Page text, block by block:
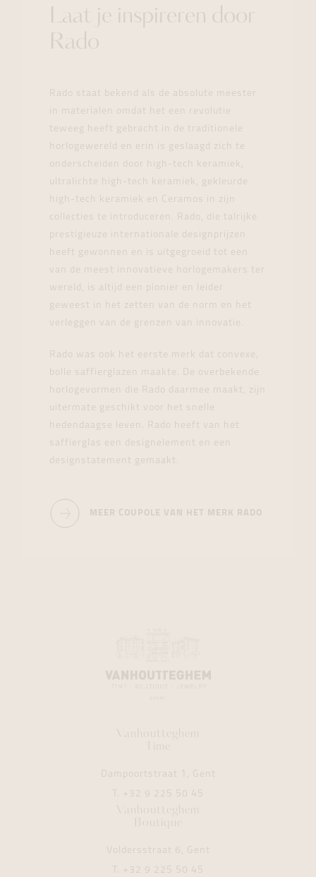
Laat je inspireren door
Rado
Rado staat bekend als de absolute meester
in materialen omdat het een revolutie
teweeg heeft gebracht in de traditionele
horlogewereld en erin is geslaagd zich te
onderscheiden door high-tech keramiek,
ultralichte high-tech keramiek, gekleurde
high-tech keramiek en Ceramos in zijn
collecties te introduceren. Rado, die talrijke
prestigieuze internationale designprijzen
heeft gewonnen en is uitgegroeid tot een
van de meest innovatieve horlogemakers ter
wereld, is altijd een pionier en leider
geweest in het zetten van de norm en het
verleggen van de grenzen van innovatie.
Rado was ook het eerste merk dat convexe,
bolle saffierglazen maakte. De overbekende
horlogevormen die Rado daarmee maakt, zijn
uitermate geschikt voor het snelle
hedendaagse leven. Rado heeft van het
saffierglas een designelement en een
designstatement gemaakt.
MEER COUPOLE VAN HET MERK RADO
Vanhoutteghem
Time
Dampoortstraat 1, Gent
T. +32 9 225 50 45
Vanhoutteghem
Boutique
Voldersstraat 6, Gent
T. +32 9 225 50 45